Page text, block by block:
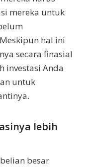
mereka untuk
hal ini
secara finasial
investasi Anda
untuk
lebih
besar